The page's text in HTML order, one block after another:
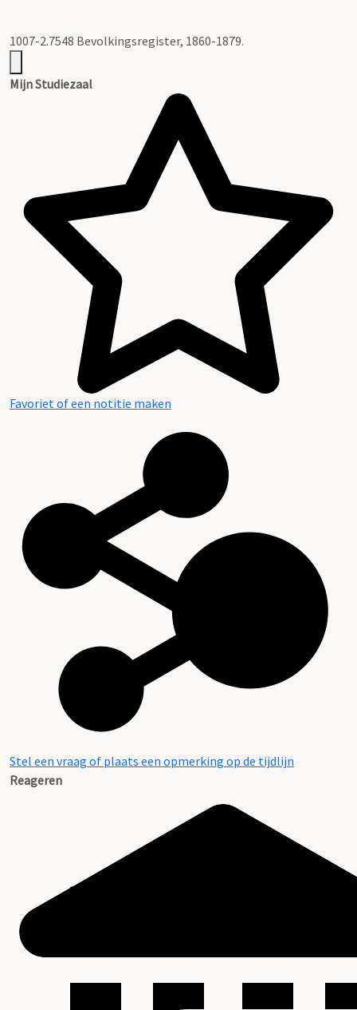
1007-2.7548 Bevolkingsregister, 1860-1879.
Mijn Studiezaal
Favoriet of een notitie maken
Stel een vraag of plaats een opmerking op de tijdlijn
Reageren